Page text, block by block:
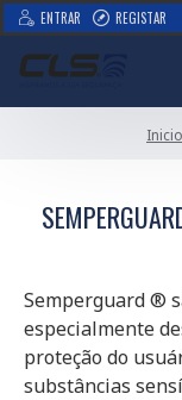
ENTRAR REGISTAR
Inicio
Semperguard ®
especialmente
proteção do
substâncias